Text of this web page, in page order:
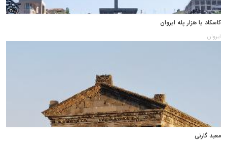
کاسکاد یا هزار پله ایروان
ایروان
معبد گارنی